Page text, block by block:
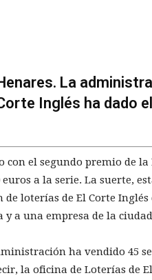
La
Inglés ha dado
con el segundo premio de
euros a la serie. La suerte,
loterías de El Corte Inglés
a una empresa de la
ha vendido 45
la oficina de Loterías de